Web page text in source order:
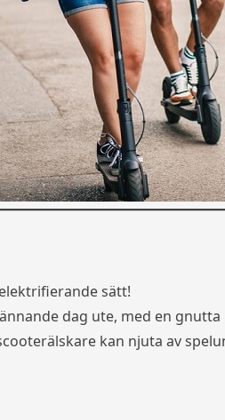
sätt!
dag ute, med en
kan njuta av